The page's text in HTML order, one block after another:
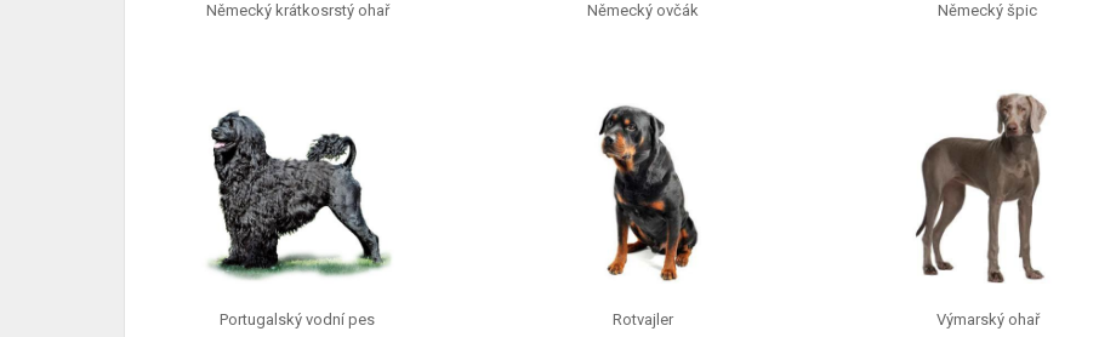
Německý krátkosrstý ohař Německý ovčák Německý špic
Portugalský vodní pes Rotvajler Výmarský ohař